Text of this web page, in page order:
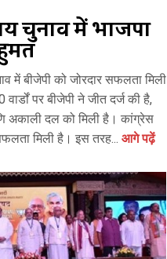
चुनाव में भाजपा
में बीजेपी को जोरदार सफलता मिली
पर बीजेपी ने जीत दर्ज की है,
अकाली दल को मिली है। कांग्रेस
मिली है। इस तरह... आगे पढ़ें